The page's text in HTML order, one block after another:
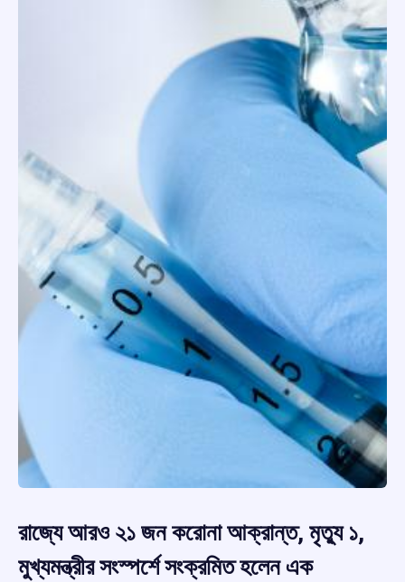
রাজ্যে আরও ২১ জন করোনা আক্রান্ত, মৃত্যু ১,
মুখ্যমন্ত্রীর সংস্পর্শে সংক্রমিত হলেন এক